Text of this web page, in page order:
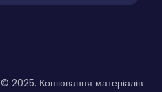
© 2025. Копіювання матеріалів